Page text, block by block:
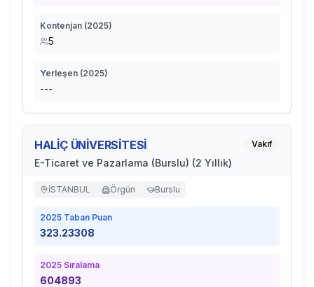
Kontenjan (2025)
5
Yerleşen (2025)
---
HALİÇ ÜNİVERSİTESİ
E-Ticaret ve Pazarlama (Burslu) (2 Yıllık)
Vakıf
İSTANBUL Örgün Burslu
2025 Taban Puan
323.23308
2025 Sıralama
604893